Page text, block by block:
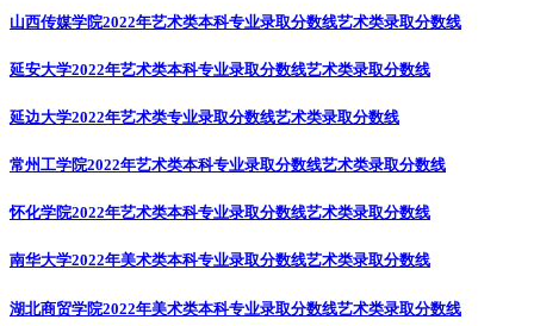
山西传媒学院2022年艺术类本科专业录取分数线艺术类录取分数线
延安大学2022年艺术类本科专业录取分数线艺术类录取分数线
延边大学2022年艺术类专业录取分数线艺术类录取分数线
常州工学院2022年艺术类本科专业录取分数线艺术类录取分数线
怀化学院2022年艺术类本科专业录取分数线艺术类录取分数线
南华大学2022年美术类本科专业录取分数线艺术类录取分数线
湖北商贸学院2022年美术类本科专业录取分数线艺术类录取分数线